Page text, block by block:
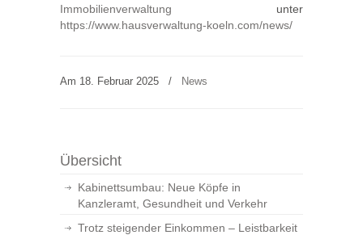
Immobilienverwaltung unter
https://www.hausverwaltung-koeln.com/news/
Am 18. Februar 2025 / News
Übersicht
Kabinettsumbau: Neue Köpfe in
Kanzleramt, Gesundheit und Verkehr
Trotz steigender Einkommen – Leistbarkeit